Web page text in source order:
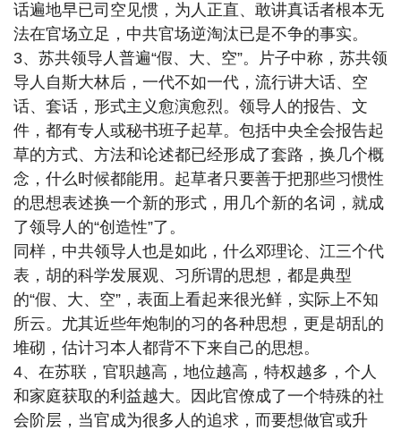
话遍地早已司空见惯，为人正直、敢讲真话者根本无
法在官场立足，中共官场逆淘汰已是不争的事实。
3、苏共领导人普遍“假、大、空”。片子中称，苏共领
导人自斯大林后，一代不如一代，流行讲大话、空
话、套话，形式主义愈演愈烈。领导人的报告、文
件，都有专人或秘书班子起草。包括中央全会报告起
草的方式、方法和论述都已经形成了套路，换几个概
念，什么时候都能用。起草者只要善于把那些习惯性
的思想表述换一个新的形式，用几个新的名词，就成
了领导人的“创造性”了。
同样，中共领导人也是如此，什么邓理论、江三个代
表，胡的科学发展观、习所谓的思想，都是典型
的“假、大、空”，表面上看起来很光鲜，实际上不知
所云。尤其近些年炮制的习的各种思想，更是胡乱的
堆砌，估计习本人都背不下来自己的思想。
4、在苏联，官职越高，地位越高，特权越多，个人
和家庭获取的利益越大。因此官僚成了一个特殊的社
会阶层，当官成为很多人的追求，而要想做官或升